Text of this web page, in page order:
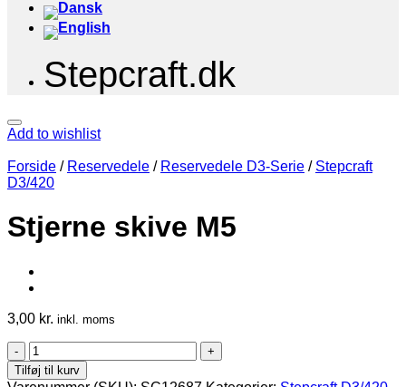
Stepcraft.dk
Add to wishlist
Forside / Reservedele / Reservedele D3-Serie / Stepcraft
D3/420
Stjerne skive M5
3,00 kr. inkl. moms
Stjerne
skive
M5
Tilføj til kurv